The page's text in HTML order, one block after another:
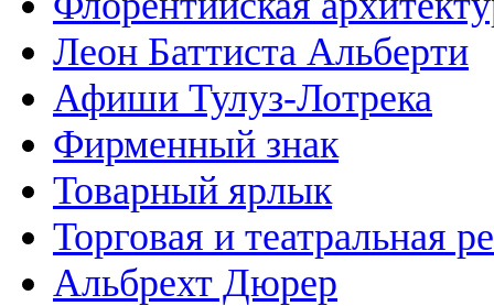
Леон Баттиста Альберти
Афиши Тулуз-Лотрека
Фирменный знак
Товарный ярлык
Торговая и театральная
Альбрехт Дюрер